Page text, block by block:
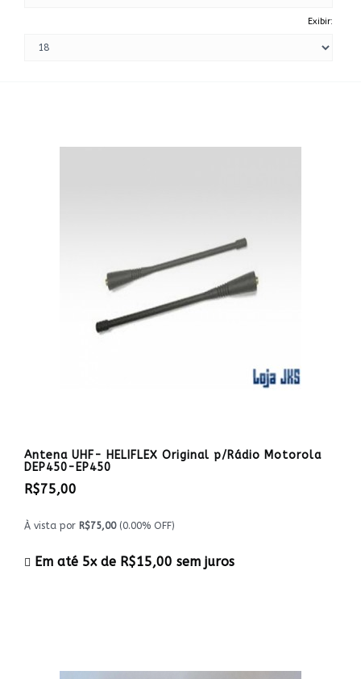
Exibir:
Antena UHF- HELIFLEX Original p/Rádio Motorola
DEP450-EP450
R$75,00
À vista por R$75,00(0.00% OFF)
Em até 5x de R$15,00 sem juros